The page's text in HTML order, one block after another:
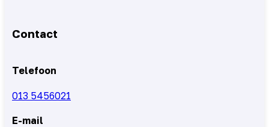
Contact
Telefoon
013 5456021
E-mail